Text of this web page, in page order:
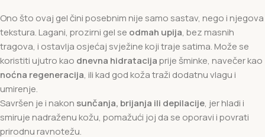
Ono što ovaj gel čini posebnim nije samo sastav, nego i njegova
tekstura. Lagani, prozirni gel se odmah upija, bez masnih
tragova, i ostavlja osjećaj svježine koji traje satima. Može se
koristiti ujutro kao dnevna hidratacijaprije šminke, navečer kao
noćna regeneracija, ili kad god koža traži dodatnu vlagu i
umirenje.
Savršen je i nakon sunčanja, brijanja ili depilacije, jer hladi i
smiruje nadraženu kožu, pomažući joj da se oporavi i povrati
prirodnu ravnotežu.